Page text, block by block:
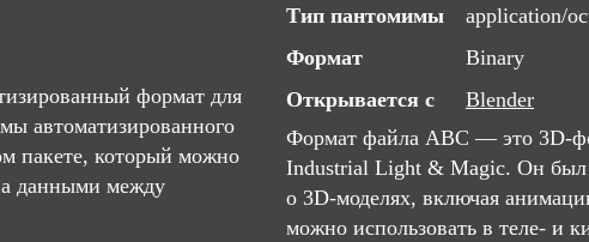
формат для
автоматизированного
пакете, который можно
данными между
Тип пантомимы
application/
Формат
Binary
Открывается с
Blender
Формат файла ABC — это 3D-
Industrial Light & Magic. Он был
о 3D-моделях, включая
можно использовать в теле- и